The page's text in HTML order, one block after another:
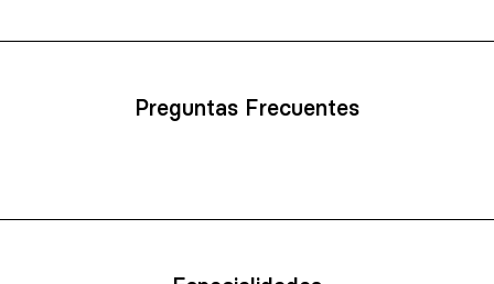
Preguntas Frecuentes